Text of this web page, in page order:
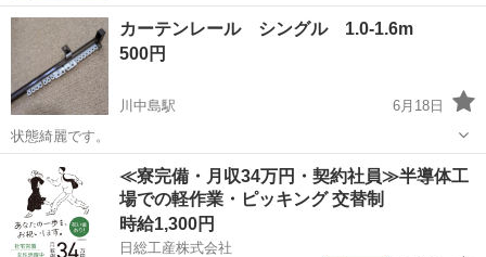
カーテンレール シングル 1.0-1.6m
500円
川中島駅
6月18日
状態綺麗です。
川中島駅 カーペット/マット/ラグ
カーテンレール
≪寮完備・月収34万円・契約社員≫半導体工
場での軽作業・ピッキング 交替制
時給1,300円
日総工産株式会社